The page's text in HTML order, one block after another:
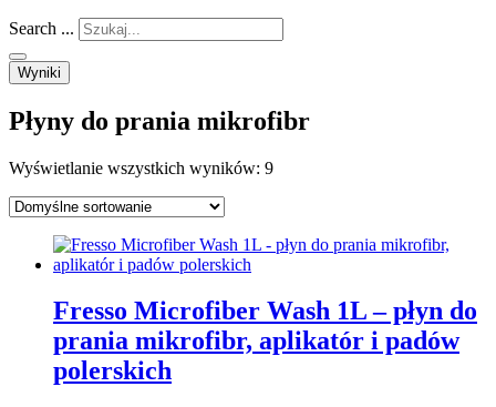
Search ...
Wyniki
Płyny do prania mikrofibr
Wyświetlanie wszystkich wyników: 9
Fresso Microfiber Wash 1L – płyn do
prania mikrofibr, aplikatór i padów
polerskich